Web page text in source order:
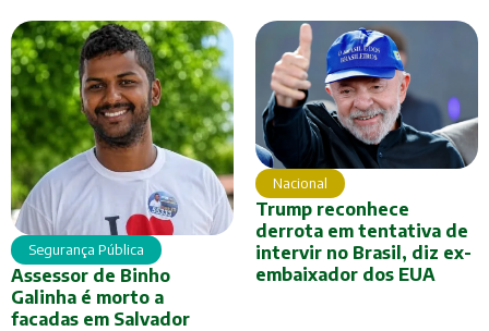
Segurança Pública
Assessor de Binho
Galinha é morto a
facadas em Salvador
Nacional
Trump reconhece
derrota em tentativa de
intervir no Brasil, diz ex-
embaixador dos EUA